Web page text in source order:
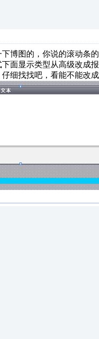
博图的，你说的滚动条
显示类型从高级改成报
细找找吧，看能不能改